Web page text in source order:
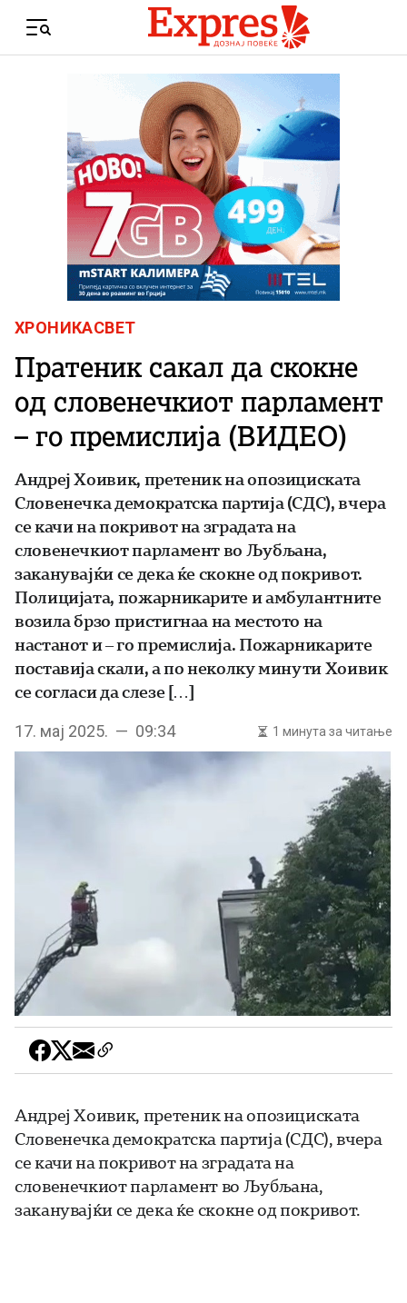
Menu
ХРОНИКАСВЕТ
Пратеник сакал да скокне
од словенечкиот парламент
– го премислија (ВИДЕО)
Андреј Хоивик, претеник на опозициската
Словенечка демократска партија (СДС), вчера
се качи на покривот на зградата на
словенечкиот парламент во Љубљана,
заканувајќи се дека ќе скокне од покривот.
Полицијата, пожарникарите и амбулантните
возила брзо пристигнаа на местото на
настанот и – го премислија. Пожарникарите
поставија скали, а по неколку минути Хоивик
се согласи да слезе […]
17. мај 2025. — 09:34 1 минута за читање
Андреј Хоивик, претеник на опозициската
Словенечка демократска партија (СДС), вчера
се качи на покривот на зградата на
словенечкиот парламент во Љубљана,
заканувајќи се дека ќе скокне од покривот.